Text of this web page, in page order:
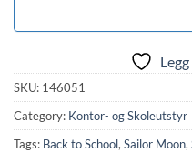
SKU: 146051
Category: Kontor- og Skoleutstyr
Tags: Back to School,Sailor Moon,